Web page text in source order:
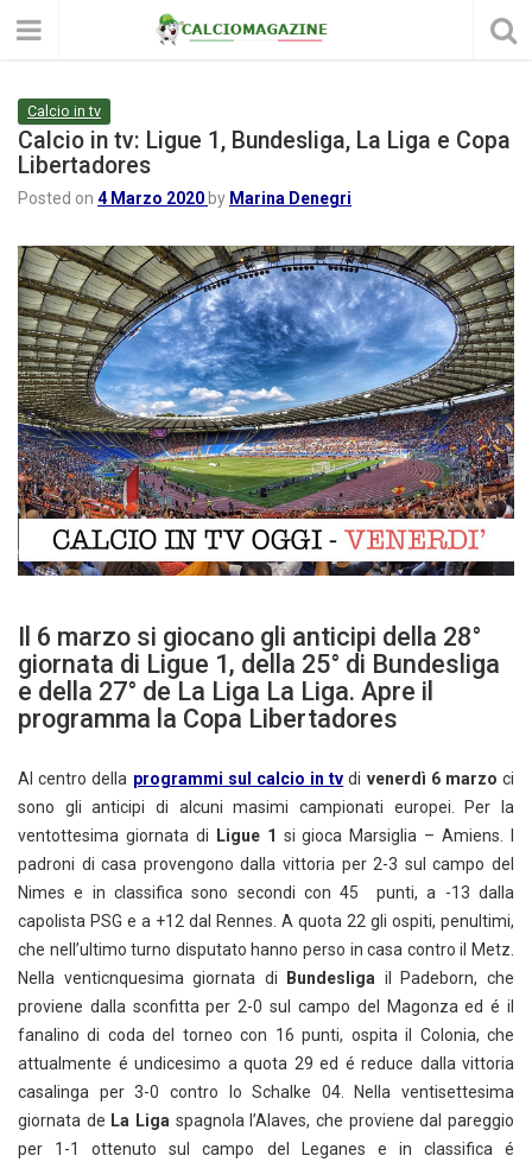
Calcio in tv
Calcio in tv: Ligue 1, Bundesliga, La Liga e Copa
Libertadores
Posted on 4 Marzo 2020 by Marina Denegri
Il 6 marzo si giocano gli anticipi della 28°
giornata di Ligue 1, della 25° di Bundesliga
e della 27° de La Liga La Liga. Apre il
programma la Copa Libertadores
Al centro della programmi sul calcio in tv di venerdì 6 marzoci
sono gli anticipi di alcuni masimi campionati europei. Per la
ventottesima giornata di
Ligue 1 si gioca Marsiglia – Amiens. I
padroni di casa provengono dalla vittoria per 2-3 sul campo del
Nimes e in classifica sono secondi con 45 punti, a -13 dalla
capolista PSG e a +12 dal Rennes. A quota 22 gli ospiti, penultimi,
che nell’ultimo turno disputato hanno perso in casa contro il Metz.
Nella venticnquesima giornata di
Bundesliga il Padeborn, che
proviene dalla sconfitta per 2-0 sul campo del Magonza ed é il
fanalino di coda del torneo con 16 punti, ospita il Colonia, che
attualmente é undicesimo a quota 29 ed é reduce dalla vittoria
casalinga per 3-0 contro lo Schalke 04. Nella ventisettesima
giornata de La Liga spagnola l’Alaves, che proviene dal pareggio
per 1-1 ottenuto sul campo del Leganes e in classifica é